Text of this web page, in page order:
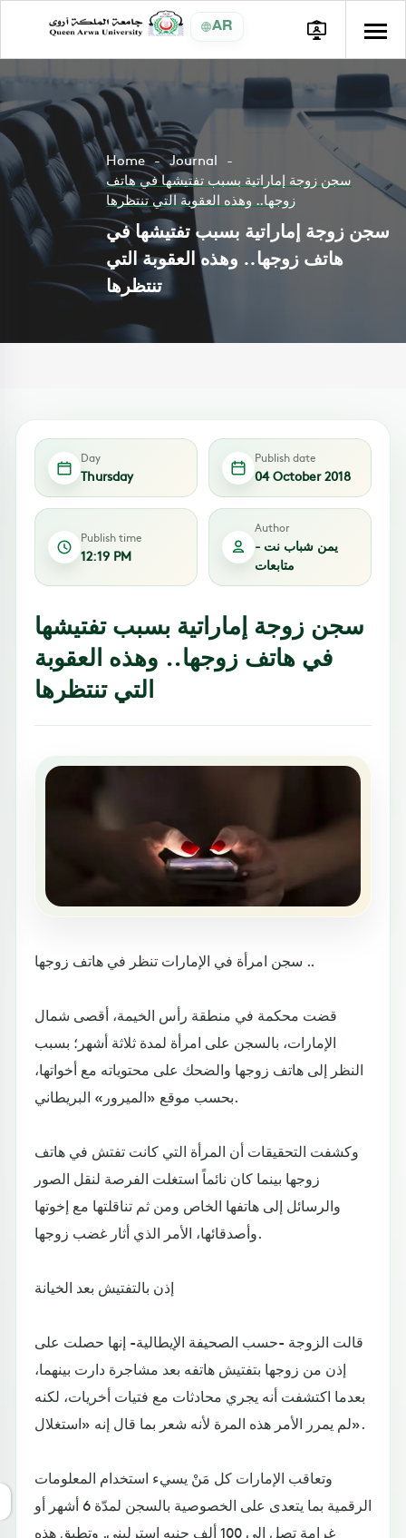
AR
Home
Journal
سجن زوجة إماراتية بسبب تفتيشها في هاتف
زوجها.. وهذه العقوبة التي تنتظرها
سجن زوجة إماراتية بسبب تفتيشها في
هاتف زوجها.. وهذه العقوبة التي
تنتظرها
Day
Thursday
Publish date
04 October 2018
Publish time
12:19 PM
Author
يمن شباب نت -
متابعات
سجن زوجة إماراتية بسبب تفتيشها
في هاتف زوجها.. وهذه العقوبة
التي تنتظرها
سجن امرأة في الإمارات تنظر في هاتف زوجها ..
قضت محكمة في منطقة رأس الخيمة، أقصى شمال
الإمارات، بالسجن على امرأة لمدة ثلاثة أشهر؛ بسبب
النظر إلى هاتف زوجها والضحك على محتوياته مع أخواتها،
بحسب موقع «الميرور» البريطاني.
وكشفت التحقيقات أن المرأة التي كانت تفتش في هاتف
زوجها بينما كان نائماً استغلت الفرصة لنقل الصور
والرسائل إلى هاتفها الخاص ومن ثم تناقلتها مع إخوتها
وأصدقائها، الأمر الذي أثار غضب زوجها.
إذن بالتفتيش بعد الخيانة
قالت الزوجة -حسب الصحيفة الإيطالية- إنها حصلت على
إذن من زوجها بتفتيش هاتفه بعد مشاجرة دارت بينهما،
بعدما اكتشفت أنه يجري محادثات مع فتيات أخريات، لكنه
لم يمرر الأمر هذه المرة لأنه شعر بما قال إنه «استغلال».
وتعاقب الإمارات كل مَنْ يسيء استخدام المعلومات
الرقمية بما يتعدى على الخصوصية بالسجن لمدّة 6 أشهر أو
غرامة تصل إلى 100 ألف جنيه إسترليني. وتطبق هذه